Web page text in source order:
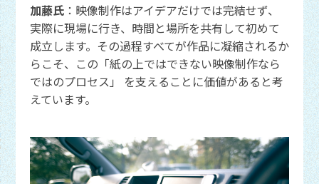
加藤氏：映像制作はアイデアだけでは完結せず、
実際に現場に行き、時間と場所を共有して初めて
成立します。その過程すべてが作品に凝縮されるか
らこそ、この「紙の上ではできない映像制作なら
ではのプロセス」 を支えることに価値があると考
えています。